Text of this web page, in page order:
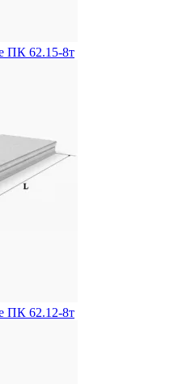
ПК 62.15-8т
ПК 62.12-8т